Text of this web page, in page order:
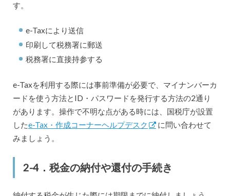
す。
e-Taxにより送信
印刷して税務署に郵送
税務署に直接持参する
e-Taxを利用する際には事前準備が必要で、マイナンバーカ
ードを使う方法とID・パスワードを発行する方法の2通り
があります。操作で不明な点がある時には、国税庁が設置
したe-Tax・作成コーナーヘルプデスク
に問い合わせて
みましょう。
2-4．税金の納付や還付の手続き